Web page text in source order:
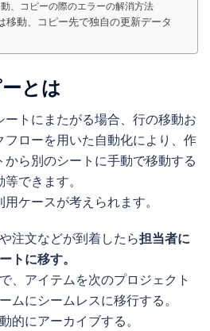
、コピーの際のエラーの解消方法
移動、コピー先で独自の更新データ
とは
トにまたがる場合、行の移動お
フローを用いた自動化により、作
ら別のシートに手動で移動する
できます。
ケースが考えられます。
注文などが到着したら担当者に
トに移す。
、アイテムを次のプロジェクト
ムにシームレスに移行する。
的にアーカイブする。